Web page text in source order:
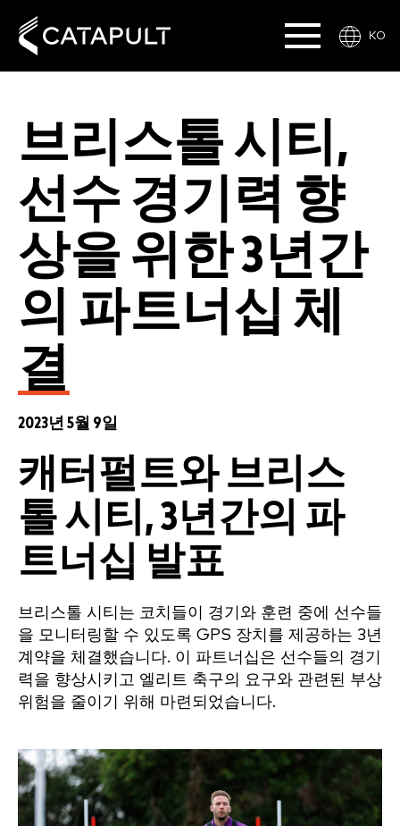
KO
브리스톨 시티,
선수 경기력 향
상을 위한 3년간
의 파트너십 체
결
2023년 5월 9일
캐터펄트와 브리스
톨 시티, 3년간의 파
트너십 발표
브리스톨 시티는 코치들이 경기와 훈련 중에 선수들
을 모니터링할 수 있도록 GPS 장치를 제공하는 3년
계약을 체결했습니다. 이 파트너십은 선수들의 경기
력을 향상시키고 엘리트 축구의 요구와 관련된 부상
위험을 줄이기 위해 마련되었습니다.